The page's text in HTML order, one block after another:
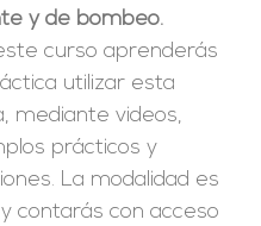
y de bombeo.
curso aprenderás
utilizar esta
mediante videos,
prácticos y
La modalidad es
y contarás con acceso